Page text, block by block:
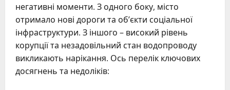
негативні моменти. З одного боку, місто
отримало нові дороги та об’єкти соціальної
інфраструктури. З іншого – високий рівень
корупції та незадовільний стан водопроводу
викликають нарікання. Ось перелік ключових
досягнень та недоліків: